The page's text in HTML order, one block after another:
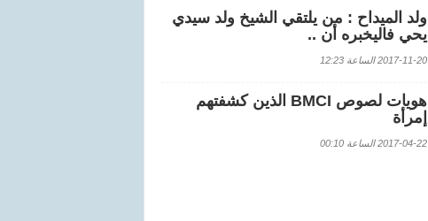
ولد الميداح : من يلتقي الشيخ ولد سيدي
يحي فاليخبره أن ..
2017-11-20 الساعة 12:23
هويات لصوص BMCI الذين كشفتهم
إمرأة
2017-04-22 الساعة 00:10